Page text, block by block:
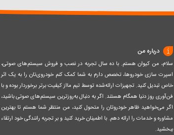
درباره من
سلام، من کیوان هستم. با ده سال تجربه در نصب و فروش سیستم‌های صوتی،
اسپرت سازی خودروها، تخصص دارم به شما کمک کنم خودروی‌تان را به یک اثر
خاص تبدیل کنید. تجهیزات ارائه‌شده توسط تیم مااز کیفیت برتر برخوردار بوده و با
فن‌آوری روز دنیا همگام هستند. اگر به دنبال به‌روزترین سیستم‌های صوتی باشید،
اگر می‌خواهید ظاهر خودروتان را متحول کنید، من منتظر شما هستم تا بهترین
مشاوره و خدمات را ارائه دهم. با اطمینان خرید کنید و بر تجربه رانندگی خود ارتقاء
ببخشید.